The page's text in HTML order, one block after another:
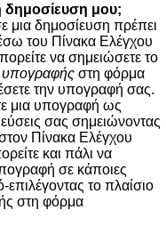
μου;
μια δημοσίευση πρέπει
του Πίνακα Ελέγχου
να σημειώσετε το
στη φόρμα
την υπογραφή σας.
μια υπογραφή ως
σας σημειώνοντας
Πίνακα Ελέγχου
και πάλι να
σε κάποιες
το πλαίσιο
στη φόρμα